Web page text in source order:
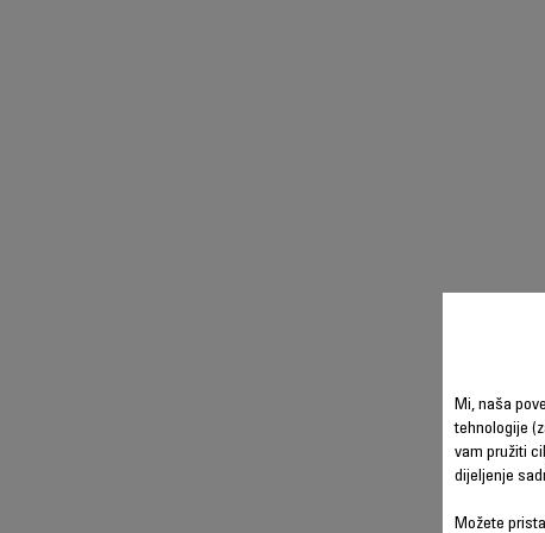
Mi, naša
tehnologije
vam pružiti
dijeljenje
Možete